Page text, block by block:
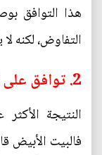
هذا التوافق
التفاوض، لكنه
2. توافق على ضرورة فتح مضيق هرمز
النتيجة
فالبيت الأبيض